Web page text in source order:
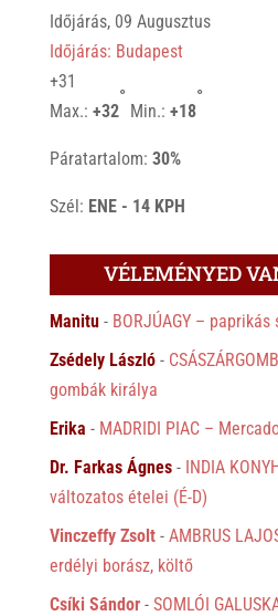
Időjárás, 09 Augusztus
Időjárás: Budapest
+31
Max.: +32
°
Min.: +18
°
Páratartalom: 30%
Szél: ENE - 14 KPH
VÉLEMÉNYED
Manitu- BORJÚAGY – paprikás
Zsédely László-
gombák királya
Erika - MADRIDI PIAC –
Dr. Farkas Ágnes- INDIA
változatos ételei (É-D)
Vinczeffy Zsolt- AMBRUS
erdélyi borász, költő
Csíki Sándor- SOMLÓI